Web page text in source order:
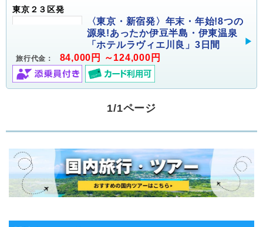
東京２３区発
〈東京・新宿発〉年末・年始!8つの
源泉!あったか伊豆半島・伊東温泉
「ホテルラヴィエ川良」3日間
旅行代金： 84,000円 ～124,000円
1/1ページ